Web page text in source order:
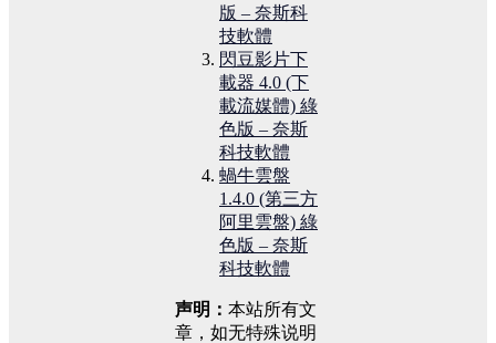
版 – 奈斯科
技軟體
閃豆影片下
載器 4.0 (下
載流媒體) 綠
色版 – 奈斯
科技軟體
蝸牛雲盤
1.4.0 (第三方
阿里雲盤) 綠
色版 – 奈斯
科技軟體
声明： 本站所有文
章，如无特殊说明